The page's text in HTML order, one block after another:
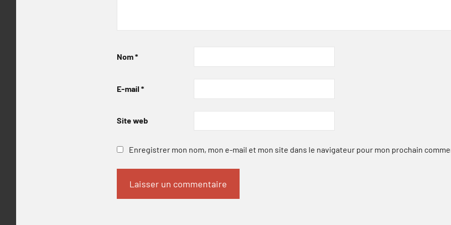
Nom*
E-mail *
Site web
Enregistrer mon nom, mon e-mail et mon site dans le navigateur pour mon prochain